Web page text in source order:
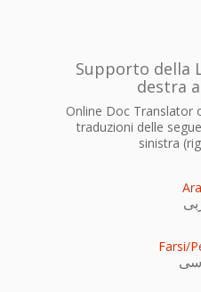
Supporto della
destra
Online Doc Translator
traduzioni delle
sinistra
Farsi/